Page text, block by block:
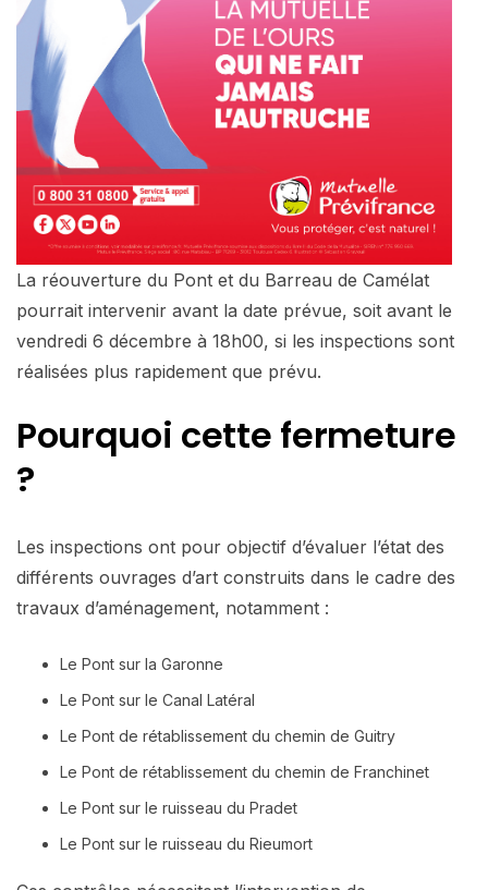
La réouverture du Pont et du Barreau de Camélat
pourrait intervenir avant la date prévue, soit avant le
vendredi 6 décembre à 18h00, si les inspections sont
réalisées plus rapidement que prévu.
Pourquoi cette fermeture
?
Les inspections ont pour objectif d’évaluer l’état des
différents ouvrages d’art construits dans le cadre des
travaux d’aménagement, notamment :
Le Pont sur la Garonne
Le Pont sur le Canal Latéral
Le Pont de rétablissement du chemin de Guitry
Le Pont de rétablissement du chemin de Franchinet
Le Pont sur le ruisseau du Pradet
Le Pont sur le ruisseau du Rieumort